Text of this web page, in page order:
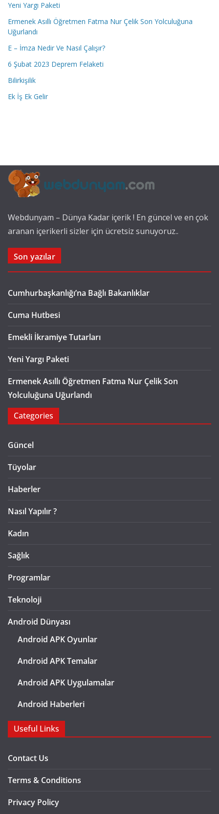
Yeni Yargı Paketi
Ermenek Asıllı Öğretmen Fatma Nur Çelik Son Yolculuğuna
Uğurlandı
E – İmza Nedir Ve Nasıl Çalışır?
6 Şubat 2023 Deprem Felaketi
Bilirkişilik
Ek İş Ek Gelir
Webdunyam – Dünya Kadar içerik ! En güncel ve en çok
aranan içerikerli sizler için ücretsiz sunuyoruz..
Son yazılar
Cumhurbaşkanlığı’na Bağlı Bakanlıklar
Cuma Hutbesi
Emekli İkramiye Tutarları
Yeni Yargı Paketi
Ermenek Asıllı Öğretmen Fatma Nur Çelik Son
Yolculuğuna Uğurlandı
Categories
Güncel
Tüyolar
Haberler
Nasıl Yapılır ?
Kadın
Sağlık
Programlar
Teknoloji
Android Dünyası
Android APK Oyunlar
Android APK Temalar
Android APK Uygulamalar
Android Haberleri
Useful Links
Contact Us
Terms & Conditions
Privacy Policy